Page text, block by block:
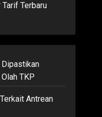
Terbaru
Dipastikan
TKP
Antrean